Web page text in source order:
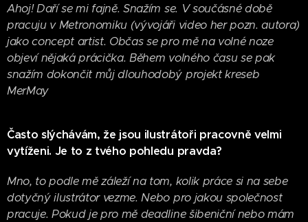
Ahoj! Daří se mi fajně. Snažím se. V součásné době
pracuju v Metronomiku (vývojáři video her pozn. autora)
jako concept artist. Občas se pro mě na volné noze
objeví nějaká prácička. Během volného času se pak
snažím dokončit můj dlouhodobý projekt kreseb
MerMay
Často slýchávám, že jsou ilustrátoři pracovně velmi
vytíženi. Je to z tvého pohledu pravda?
Mno, to podle mě záleží na tom, kolik práce si na sebe
dotyčný ilustrátor vezme. Nebo pro jakou společnost
pracuje. Pokud je pro mě deadline šibeniční nebo mám